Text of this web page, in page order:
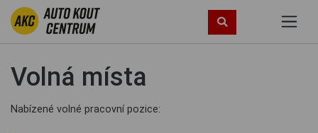
Volná místa
Nabízené volné pracovní pozice: